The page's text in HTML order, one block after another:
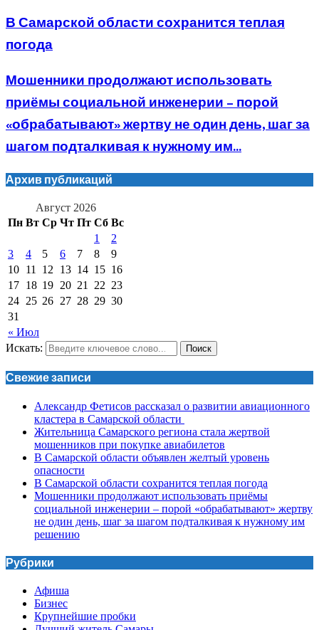
В Самарской области сохранится теплая
погода
Мошенники продолжают использовать
приёмы социальной инженерии – порой
«обрабатывают» жертву не один день, шаг за
шагом подталкивая к нужному им...
Архив публикаций
Август 2026
Пн Вт Ср Чт Пт Сб Вс
« Июл
1
2
3
4 5 6 7 8
9
10 11 12 13 14 15 16
17 18 19 20 21 22 23
24 25 26 27 28 29 30
31
Искать: Поиск
Свежие записи
Александр Фетисов рассказал о развитии авиационного
кластера в Самарской области
Жительница Самарского региона стала жертвой
мошенников при покупке авиабилетов
В Самарской области объявлен желтый уровень
опасности
В Самарской области сохранится теплая погода
Мошенники продолжают использовать приёмы
социальной инженерии – порой «обрабатывают» жертву
не один день, шаг за шагом подталкивая к нужному им
решению
Рубрики
Афиша
Бизнес
Крупнейшие пробки